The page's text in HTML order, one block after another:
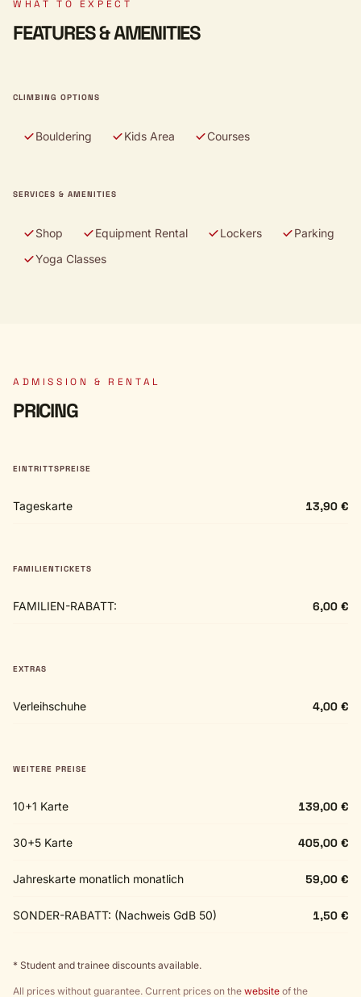
WHAT TO EXPECT
FEATURES & AMENITIES
CLIMBING OPTIONS
Bouldering Kids Area Courses
SERVICES & AMENITIES
Shop Equipment Rental Lockers
Parking
Yoga Classes
ADMISSION & RENTAL
PRICING
EINTRITTSPREISE
Tageskarte 13,90 €
FAMILIENTICKETS
FAMILIEN-RABATT: 6,00 €
EXTRAS
Verleihschuhe 4,00 €
WEITERE PREISE
10+1 Karte 139,00 €
30+5 Karte 405,00 €
Jahreskarte monatlich monatlich 59,00 €
SONDER-RABATT: (Nachweis GdB 50) 1,50 €
* Student and trainee discounts available.
All prices without guarantee. Current prices on the website of the